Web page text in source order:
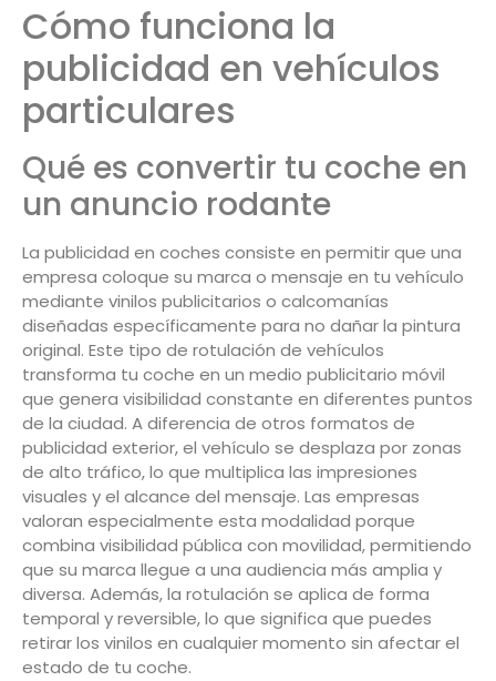
Cómo funciona la
publicidad en vehículos
particulares
Qué es convertir tu coche en
un anuncio rodante
La publicidad en coches consiste en permitir que una
empresa coloque su marca o mensaje en tu vehículo
mediante vinilos publicitarios o calcomanías
diseñadas específicamente para no dañar la pintura
original. Este tipo de rotulación de vehículos
transforma tu coche en un medio publicitario móvil
que genera visibilidad constante en diferentes puntos
de la ciudad. A diferencia de otros formatos de
publicidad exterior, el vehículo se desplaza por zonas
de alto tráfico, lo que multiplica las impresiones
visuales y el alcance del mensaje. Las empresas
valoran especialmente esta modalidad porque
combina visibilidad pública con movilidad, permitiendo
que su marca llegue a una audiencia más amplia y
diversa. Además, la rotulación se aplica de forma
temporal y reversible, lo que significa que puedes
retirar los vinilos en cualquier momento sin afectar el
estado de tu coche.